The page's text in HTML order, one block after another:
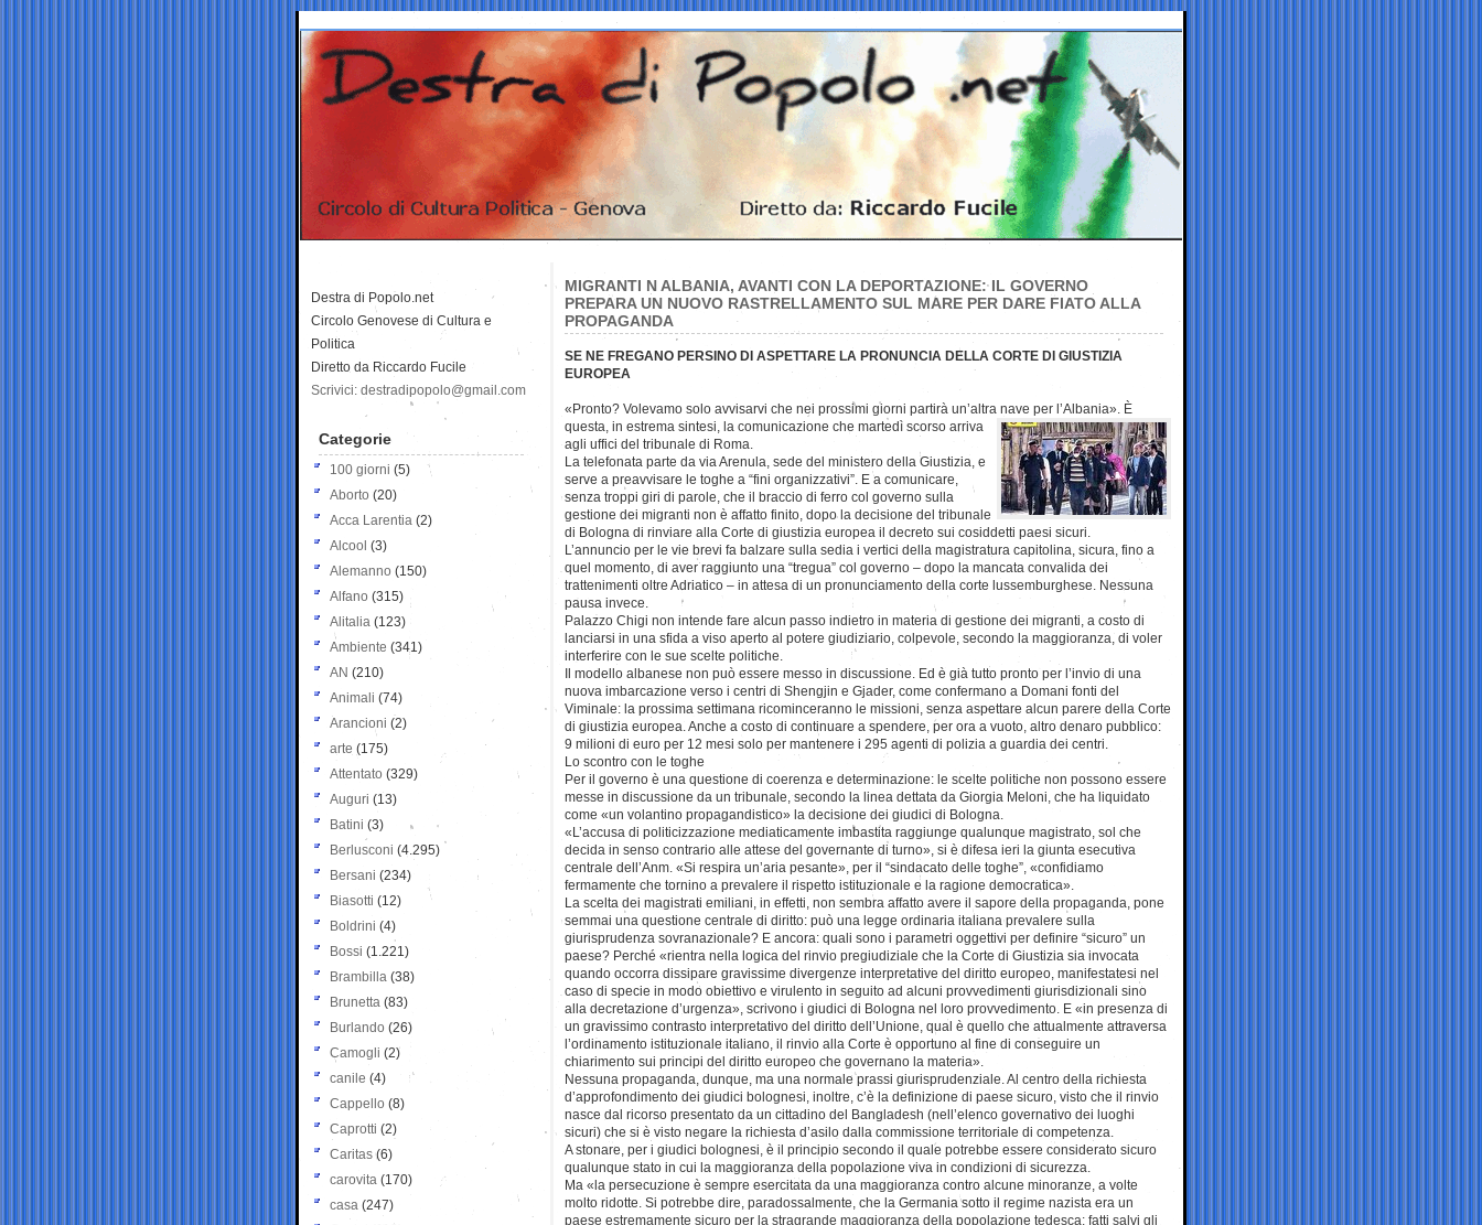
MIGRANTI N ALBANIA, AVANTI CON LA DEPORTAZIONE: IL GOVERNO
PREPARA UN NUOVO RASTRELLAMENTO SUL MARE PER DARE FIATO ALLA
PROPAGANDA
SE NE FREGANO PERSINO DI ASPETTARE LA PRONUNCIA DELLA CORTE DI GIUSTIZIA
EUROPEA
«Pronto? Volevamo solo avvisarvi che nei prossimi giorni partirà un’altra nave per l’Albania». È
questa, in estrema sintesi, la comunicazione che martedì scorso arriva
agli uffici del tribunale di Roma.
La telefonata parte da via Arenula, sede del ministero della Giustizia, e
serve a preavvisare le toghe a “fini organizzativi”. E a comunicare,
senza troppi giri di parole, che il braccio di ferro col governo sulla
gestione dei migranti non è affatto finito, dopo la decisione del tribunale
di Bologna di rinviare alla Corte di giustizia europea il decreto sui cosiddetti paesi sicuri.
L’annuncio per le vie brevi fa balzare sulla sedia i vertici della magistratura capitolina, sicura, fino a
quel momento, di aver raggiunto una “tregua” col governo – dopo la mancata convalida dei
trattenimenti oltre Adriatico – in attesa di un pronunciamento della corte lussemburghese. Nessuna
pausa invece.
Palazzo Chigi non intende fare alcun passo indietro in materia di gestione dei migranti, a costo di
lanciarsi in una sfida a viso aperto al potere giudiziario, colpevole, secondo la maggioranza, di voler
interferire con le sue scelte politiche.
Il modello albanese non può essere messo in discussione. Ed è già tutto pronto per l’invio di una
nuova imbarcazione verso i centri di Shengjin e Gjader, come confermano a Domani fonti del
Viminale: la prossima settimana ricominceranno le missioni, senza aspettare alcun parere della Corte
di giustizia europea. Anche a costo di continuare a spendere, per ora a vuoto, altro denaro pubblico:
9 milioni di euro per 12 mesi solo per mantenere i 295 agenti di polizia a guardia dei centri.
Lo scontro con le toghe
Per il governo è una questione di coerenza e determinazione: le scelte politiche non possono essere
messe in discussione da un tribunale, secondo la linea dettata da Giorgia Meloni, che ha liquidato
come «un volantino propagandistico» la decisione dei giudici di Bologna.
«L’accusa di politicizzazione mediaticamente imbastita raggiunge qualunque magistrato, sol che
decida in senso contrario alle attese del governante di turno», si è difesa ieri la giunta esecutiva
centrale dell’Anm. «Si respira un’aria pesante», per il “sindacato delle toghe”, «confidiamo
fermamente che tornino a prevalere il rispetto istituzionale e la ragione democratica».
La scelta dei magistrati emiliani, in effetti, non sembra affatto avere il sapore della propaganda, pone
semmai una questione centrale di diritto: può una legge ordinaria italiana prevalere sulla
giurisprudenza sovranazionale? E ancora: quali sono i parametri oggettivi per definire “sicuro” un
paese? Perché «rientra nella logica del rinvio pregiudiziale che la Corte di Giustizia sia invocata
quando occorra dissipare gravissime divergenze interpretative del diritto europeo, manifestatesi nel
caso di specie in modo obiettivo e virulento in seguito ad alcuni provvedimenti giurisdizionali sino
alla decretazione d’urgenza», scrivono i giudici di Bologna nel loro provvedimento. E «in presenza di
un gravissimo contrasto interpretativo del diritto dell’Unione, qual è quello che attualmente attraversa
l’ordinamento istituzionale italiano, il rinvio alla Corte è opportuno al fine di conseguire un
chiarimento sui principi del diritto europeo che governano la materia».
Nessuna propaganda, dunque, ma una normale prassi giurisprudenziale. Al centro della richiesta
d’approfondimento dei giudici bolognesi, inoltre, c’è la definizione di paese sicuro, visto che il rinvio
nasce dal ricorso presentato da un cittadino del Bangladesh (nell’elenco governativo dei luoghi
sicuri) che si è visto negare la richiesta d’asilo dalla commissione territoriale di competenza.
A stonare, per i giudici bolognesi, è il principio secondo il quale potrebbe essere considerato sicuro
qualunque stato in cui la maggioranza della popolazione viva in condizioni di sicurezza.
Ma «la persecuzione è sempre esercitata da una maggioranza contro alcune minoranze, a volte
molto ridotte. Si potrebbe dire, paradossalmente, che la Germania sotto il regime nazista era un
paese estremamente sicuro per la stragrande maggioranza della popolazione tedesca: fatti salvi gli
Destra di Popolo.net
Circolo Genovese di Cultura e
Politica
Diretto da Riccardo Fucile
Scrivici: destradipopolo@gmail.com
Categorie
100 giorni (5)
Aborto (20)
Acca Larentia (2)
Alcool (3)
Alemanno (150)
Alfano (315)
Alitalia (123)
Ambiente (341)
AN (210)
Animali (74)
Arancioni (2)
arte (175)
Attentato (329)
Auguri (13)
Batini (3)
Berlusconi (4.295)
Bersani (234)
Biasotti (12)
Boldrini (4)
Bossi (1.221)
Brambilla (38)
Brunetta (83)
Burlando (26)
Camogli (2)
canile (4)
Cappello (8)
Caprotti (2)
Caritas (6)
carovita (170)
casa (247)